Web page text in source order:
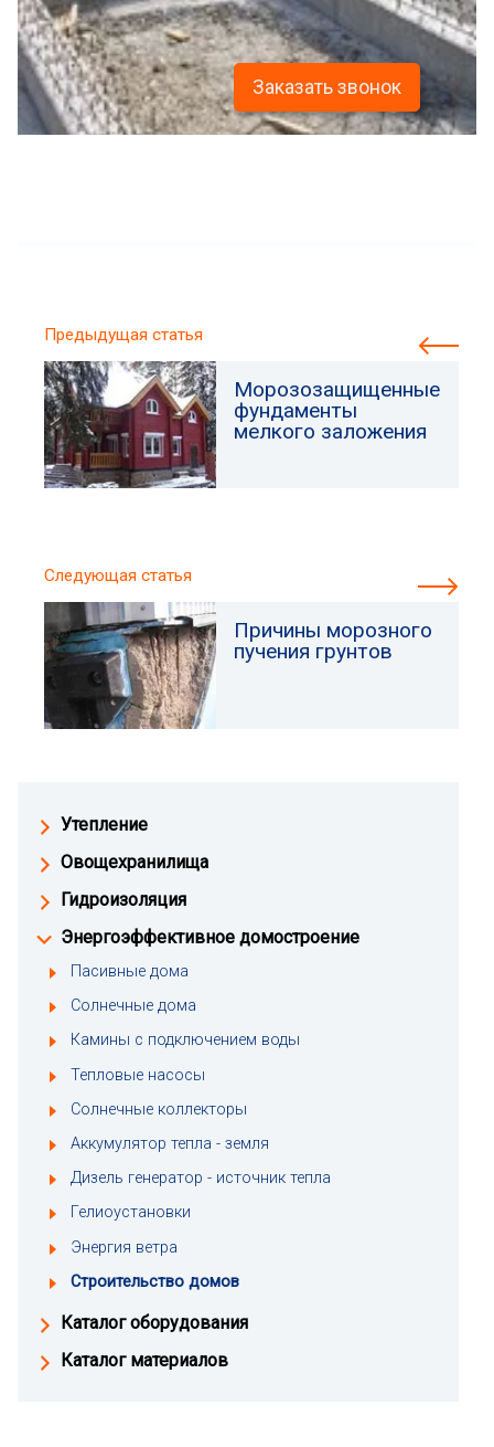
Заказать звонок
Утепление
Овощехранилища
Гидроизоляция
Энергоэффективное домостроение
Пасивные дома
Солнечные дома
Камины с подключением воды
Тепловые насосы
Солнечные коллекторы
Аккумулятор тепла - земля
Дизель генератор - источник тепла
Гелиоустановки
Энергия ветра
Строительство домов
Каталог оборудования
Каталог материалов
Предыдущая статья
Морозозащищенные
фундаменты
мелкого заложения
Следующая статья
Причины морозного
пучения грунтов